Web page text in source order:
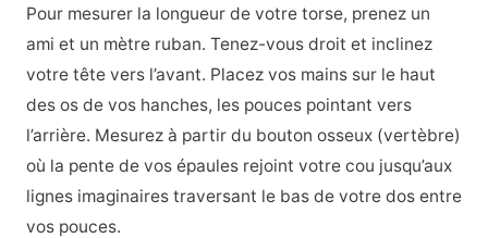
Pour mesurer la longueur de votre torse, prenez un
ami et un mètre ruban. Tenez-vous droit et inclinez
votre tête vers l’avant. Placez vos mains sur le haut
des os de vos hanches, les pouces pointant vers
l’arrière. Mesurez à partir du bouton osseux (vertèbre)
où la pente de vos épaules rejoint votre cou jusqu’aux
lignes imaginaires traversant le bas de votre dos entre
vos pouces.